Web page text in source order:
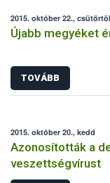
2015. október 22.,
Újabb megyéket
TOVÁBB
2015. október 20., kedd
Azonosították a
veszettségvírust